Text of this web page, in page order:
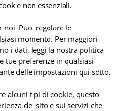
non essenziali.
noi. Puoi regolare le
momento. Per maggiori
i dati, leggi la nostra politica
tue preferenze in qualsiasi
delle impostazioni qui sotto.
alcuni tipi di cookie, questo
del sito e sui servizi che